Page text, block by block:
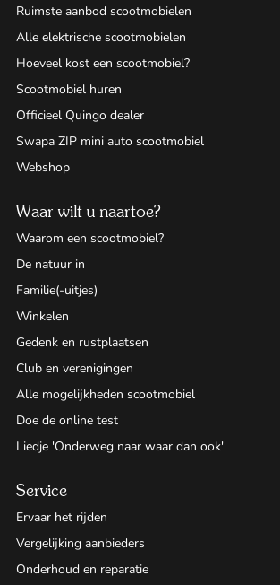
Ruimste aanbod scootmobielen
Alle elektrische scootmobielen
Hoeveel kost een scootmobiel?
Scootmobiel huren
Officieel Quingo dealer
Swapa ZIP mini auto scootmobiel
Webshop
Waar wilt u naartoe?
Waarom een scootmobiel?
De natuur in
Familie(-uitjes)
Winkelen
Gedenk en rustplaatsen
Club en verenigingen
Alle mogelijkheden scootmobiel
Doe de online test
Liedje 'Onderweg naar waar dan ook'
Service
Ervaar het rijden
Vergelijking aanbieders
Onderhoud en reparatie